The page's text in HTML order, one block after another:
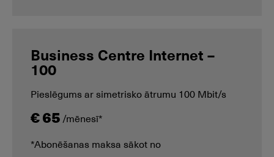
Business Centre Internet –
100
Pieslēgums ar simetrisko ātrumu 100 Mbit/s
€ 65 /mēnesī*
*Abonēšanas maksa sākot no